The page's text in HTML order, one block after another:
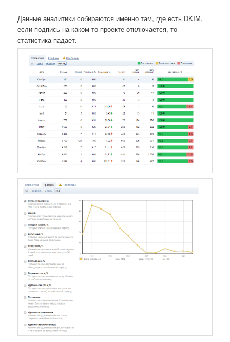
Данные аналитики собираются именно там, где есть DKIM,
если подпись на каком-то проекте отключается, то
статистика падает.